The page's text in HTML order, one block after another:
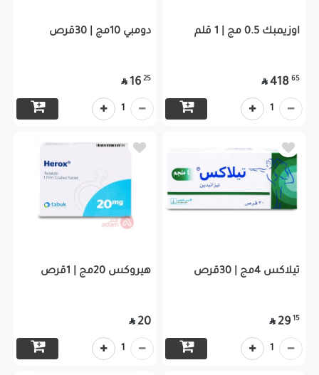
اوزيمبك 0.5 مج | 1 قلم
65
418

1
دومبي 10مج | 30قرص
25
16

1
تيلاكس 4مج | 30قرص
15
29

1
هيروكس 20مج | 1قرص
20

1